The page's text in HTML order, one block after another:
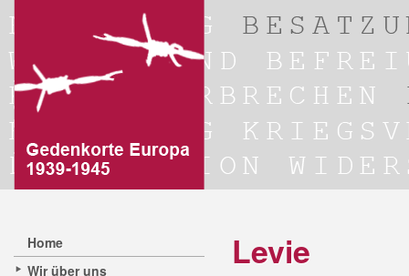
Home
Wir über uns
Levie